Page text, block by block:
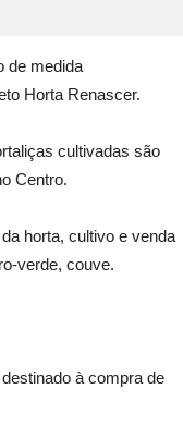
de medida
Horta Renascer.
cultivadas são
Centro.
horta, cultivo e venda
verde, couve.
à compra de